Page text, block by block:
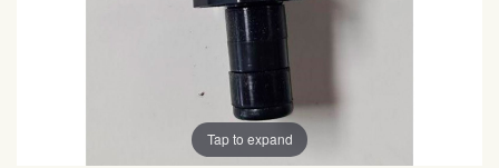
Tap to expand